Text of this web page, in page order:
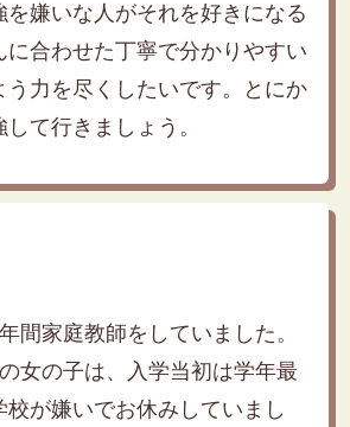
を嫌いな人がそれを好きになる
に合わせた丁寧で分かりやすい
う力を尽くしたいです。とにか
て行きましょう。
間家庭教師をしていました。
女の子は、入学当初は学年最
が嫌いでお休みしていまし